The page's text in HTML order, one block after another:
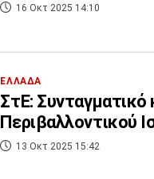
16 Οκτ 2025 14:10
ΕΛΛΑΔΑ
ΣτΕ: Συνταγματικό
Περιβαλλοντικού
13 Οκτ 2025 15:42